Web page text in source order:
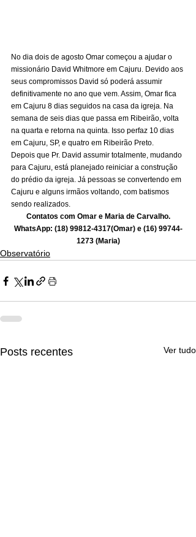
No dia dois de agosto Omar começou a ajudar o
missionário David Whitmore em Cajuru. Devido aos
seus compromissos David só poderá assumir
definitivamente no ano que vem. Assim, Omar fica
em Cajuru 8 dias seguidos na casa da igreja. Na
semana de seis dias que passa em Ribeirão, volta
na quarta e retorna na quinta. Isso perfaz 10 dias
em Cajuru, SP, e quatro em Ribeirão Preto.
Depois que Pr. David assumir totalmente, mudando
para Cajuru, está planejado reiniciar a construção
do prédio da igreja. Já pessoas se convertendo em
Cajuru e alguns irmãos voltando, com batismos
sendo realizados.
Contatos com Omar e Maria de Carvalho.
WhatsApp: (18) 99812-4317(Omar) e (16) 99744-
1273 (Maria)
Observatório
Posts recentes Ver tudo